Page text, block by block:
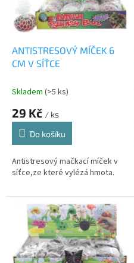
ANTISTRESOVÝ MÍČEK 6
CM V SÍŤCE
Skladem (>5 ks)
29 Kč / ks
Do košíku
Antistresový mačkací míček v
síťce,ze které vylézá hmota.